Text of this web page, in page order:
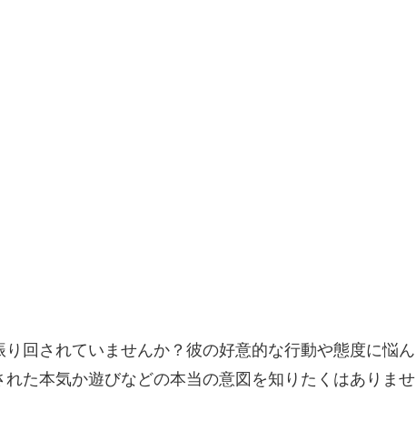
り回されていませんか？彼の好意的な行動や態度に悩ん
た本気か遊びなどの本当の意図を知りたくはありませ